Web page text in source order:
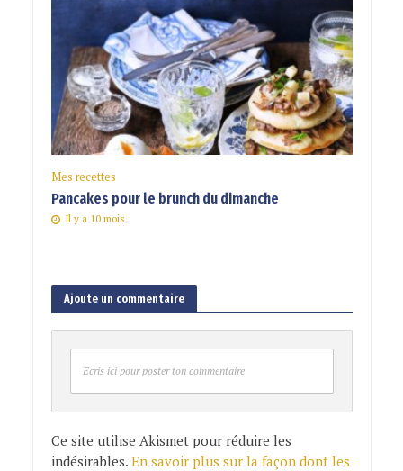
Mes recettes
Pancakes pour le brunch du dimanche
Il y a 10 mois
Ajoute un commentaire
Ecris ici pour poster ton commentaire
Ce site utilise Akismet pour réduire les
indésirables. En savoir plus sur la façon dont les